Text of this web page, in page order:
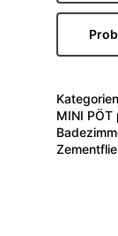
MINI PÖT